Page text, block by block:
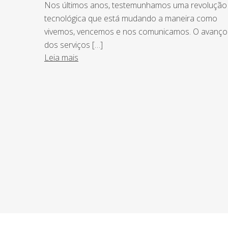
Nos últimos anos, testemunhamos uma revolução
tecnológica que está mudando a maneira como
vivemos, vencemos e nos comunicamos. O avanço
dos serviços […]
Leia mais